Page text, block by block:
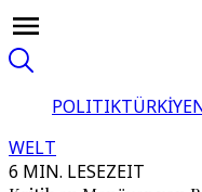
POLITIKTÜRKİYE
WELT
6 MIN. LESEZEIT